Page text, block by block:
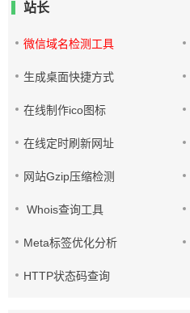
站长
微信域名检测工具
生成桌面快捷方式
在线制作ico图标
在线定时刷新网址
网站Gzip压缩检测
Whois查询工具
Meta标签优化分析
HTTP状态码查询